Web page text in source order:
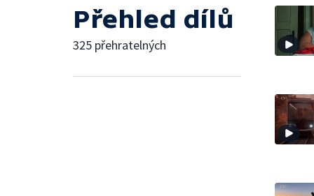
Přehled dílů
325 přehratelných